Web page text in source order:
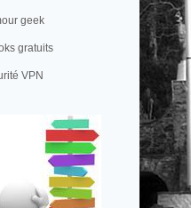
geek
gratuits
VPN